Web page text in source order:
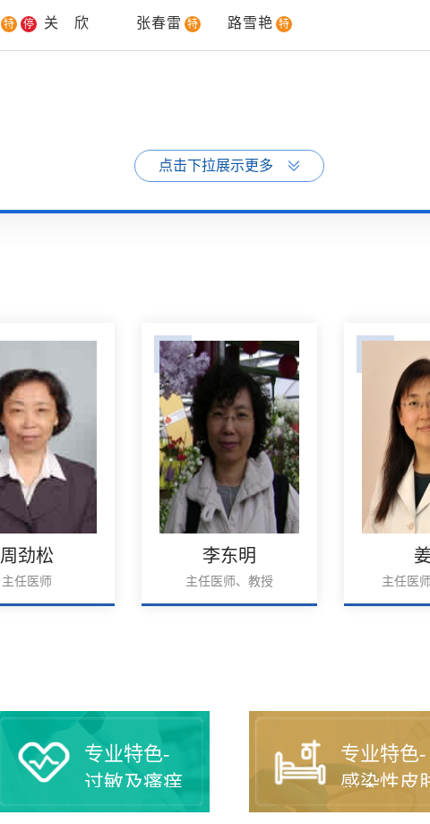
特 停 关欣 张春雷 特 路雪艳 特
点击下拉展示更多
周劲松
主任医师
李东明
主任医师、教授 主任医
专业特色-
过敏及瘙痒
性疾病
专业特色-
感染性皮
病